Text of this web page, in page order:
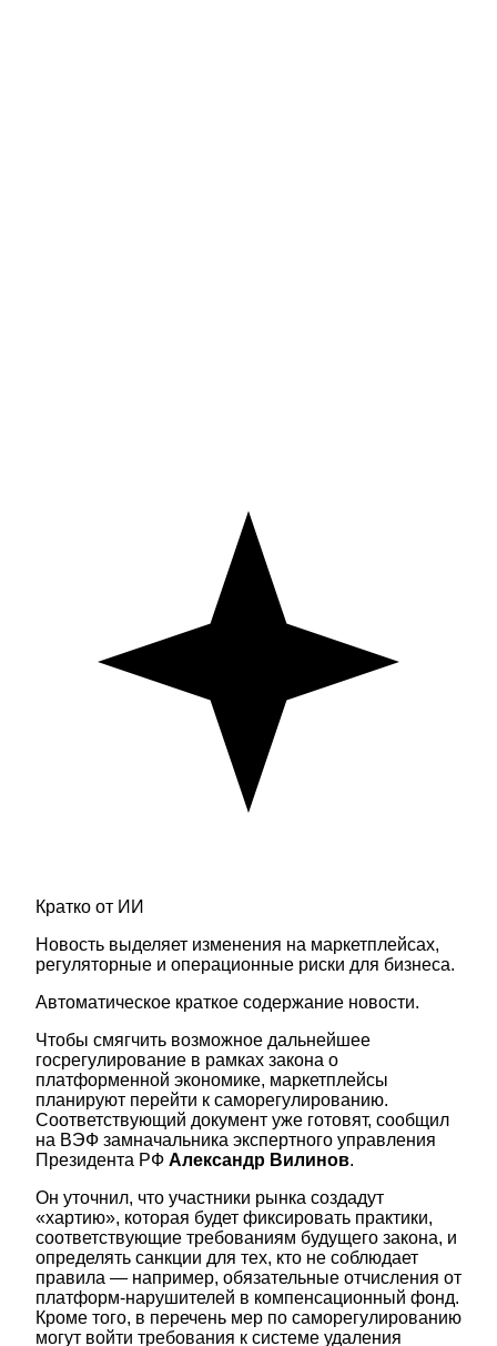
Кратко от ИИ
Новость выделяет изменения на маркетплейсах,
регуляторные и операционные риски для бизнеса.
Автоматическое краткое содержание новости.
Чтобы смягчить возможное дальнейшее
госрегулирование в рамках закона о
платформенной экономике, маркетплейсы
планируют перейти к саморегулированию.
Соответствующий документ уже готовят, сообщил
на ВЭФ замначальника экспертного управления
Президента РФ Александр Вилинов.
Он уточнил, что участники рынка создадут
«хартию», которая будет фиксировать практики,
соответствующие требованиям будущего закона, и
определять санкции для тех, кто не соблюдает
правила — например, обязательные отчисления от
платформ-нарушителей в компенсационный фонд.
Кроме того, в перечень мер по саморегулированию
могут войти требования к системе удаления